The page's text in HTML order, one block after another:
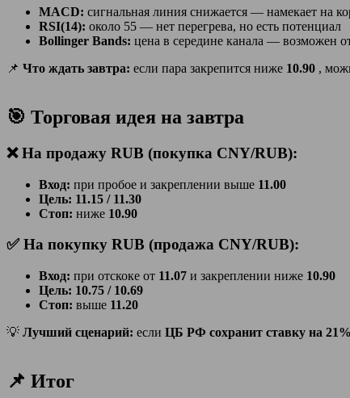
MACD: сигнальная линия снижается — намекает на
RSI(14): около 55 — нет перегрева, но есть потенциал
Bollinger Bands: цена в середине канала — возможен
📌 Что ждать завтра: если пара закрепится ниже 10.90 ,
🎯 Торговая идея на завтра
❌ На продажу RUB (покупка CNY/RUB):
Вход: при пробое и закреплении выше 11.00
Цель: 11.15 / 11.30
Стоп: ниже 10.90
✅ На покупку RUB (продажа CNY/RUB):
Вход: при отскоке от 11.07 и закреплении ниже 10.90
Цель: 10.75 / 10.69
Стоп: выше 11.20
💡 Лучший сценарий: если ЦБ РФ сохранит ставку на 21%
📌 Итог